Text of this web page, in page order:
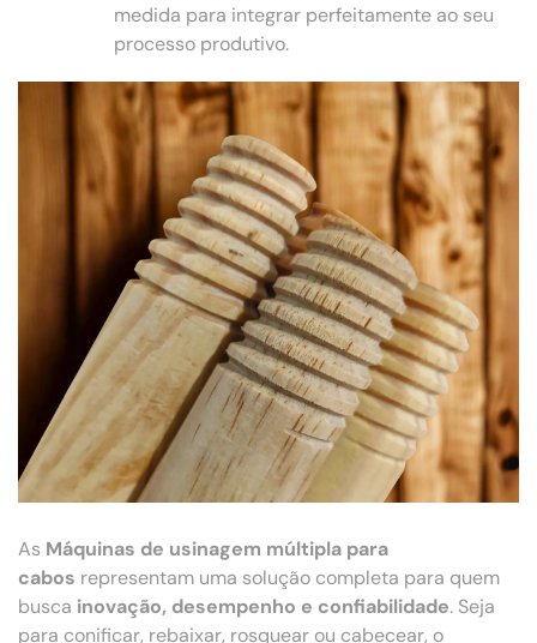
medida para integrar perfeitamente ao seu
processo produtivo.
As Máquinas de usinagem múltipla para
cabos representam uma solução completa para quem
busca inovação, desempenho e confiabilidade. Seja
para conificar, rebaixar, rosquear ou cabecear, o